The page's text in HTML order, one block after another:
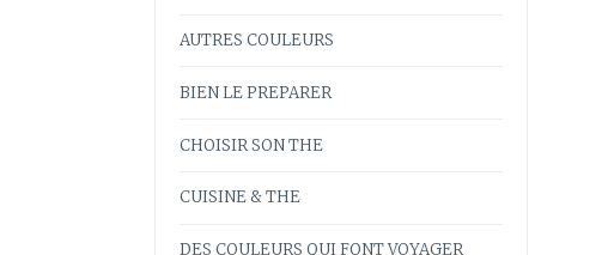
AUTRES COULEURS
BIEN LE PREPARER
CHOISIR SON THE
CUISINE & THE
DES COULEURS QUI FONT VOYAGER